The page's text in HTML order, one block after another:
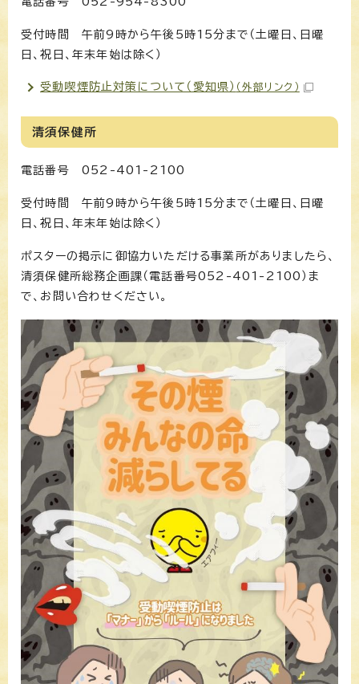
受付時間 午前9時から午後5時15分まで（土曜日、日曜
日、祝日、年末年始は除く）
受動喫煙防止対策について（愛知県） （外部リンク）
清須保健所
電話番号 052-401-2100
受付時間 午前9時から午後5時15分まで（土曜日、日曜
日、祝日、年末年始は除く）
ポスターの掲示に御協力いただける事業所がありましたら、
清須保健所総務企画課（電話番号052-401-2100）ま
で、お問い合わせください。